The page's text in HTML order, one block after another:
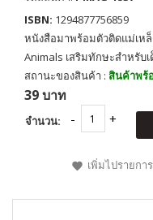
ISBN: 1294877756859
หนังสือมาพร้อมตัวติดแม่เหล็
Animals เสริมทักษะสำหรับเ
สถานะของสินค้า : สินค้าพร้
39 บาท
จำนวน:
เพิ่มไปรายกา